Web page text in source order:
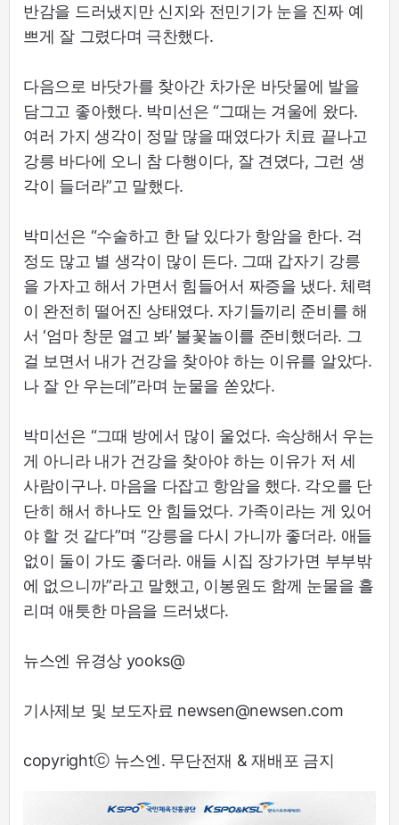
반감을 드러냈지만 신지와 전민기가 눈을 진짜 예
쁘게 잘 그렸다며 극찬했다.
다음으로 바닷가를 찾아간 차가운 바닷물에 발을
담그고 좋아했다. 박미선은 “그때는 겨울에 왔다.
여러 가지 생각이 정말 많을 때였다가 치료 끝나고
강릉 바다에 오니 참 다행이다, 잘 견뎠다, 그런 생
각이 들더라”고 말했다.
박미선은 “수술하고 한 달 있다가 항암을 한다. 걱
정도 많고 별 생각이 많이 든다. 그때 갑자기 강릉
을 가자고 해서 가면서 힘들어서 짜증을 냈다. 체력
이 완전히 떨어진 상태였다. 자기들끼리 준비를 해
서 ‘엄마 창문 열고 봐’ 불꽃놀이를 준비했더라. 그
걸 보면서 내가 건강을 찾아야 하는 이유를 알았다.
나 잘 안 우는데”라며 눈물을 쏟았다.
박미선은 “그때 방에서 많이 울었다. 속상해서 우는
게 아니라 내가 건강을 찾아야 하는 이유가 저 세
사람이구나. 마음을 다잡고 항암을 했다. 각오를 단
단히 해서 하나도 안 힘들었다. 가족이라는 게 있어
야 할 것 같다”며 “강릉을 다시 가니까 좋더라. 애들
없이 둘이 가도 좋더라. 애들 시집 장가가면 부부밖
에 없으니까”라고 말했고, 이봉원도 함께 눈물을 흘
리며 애틋한 마음을 드러냈다.
뉴스엔 유경상 yooks@
기사제보 및 보도자료 newsen@newsen.com
copyrightⓒ 뉴스엔. 무단전재 & 재배포 금지